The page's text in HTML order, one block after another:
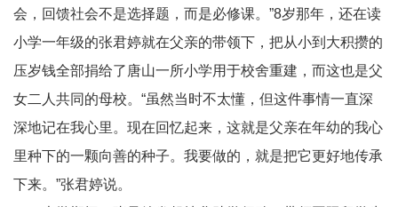
会，回馈社会不是选择题，而是必修课。”8岁那年，还在读
小学一年级的张君婷就在父亲的带领下，把从小到大积攒的
压岁钱全部捐给了唐山一所小学用于校舍重建，而这也是父
女二人共同的母校。“虽然当时不太懂，但这件事情一直深
深地记在我心里。现在回忆起来，这就是父亲在年幼的我心
里种下的一颗向善的种子。我要做的，就是把它更好地传承
下来。”张君婷说。